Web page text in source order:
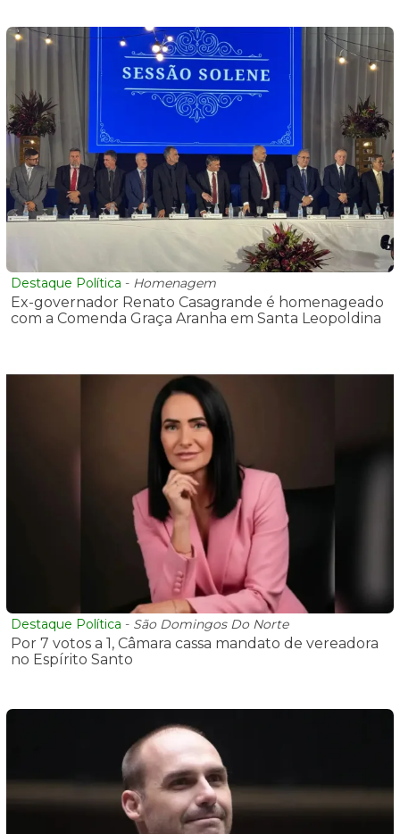
Destaque Política - Homenagem
Ex-governador Renato Casagrande é homenageado
com a Comenda Graça Aranha em Santa Leopoldina
Destaque Política - São Domingos Do Norte
Por 7 votos a 1, Câmara cassa mandato de vereadora
no Espírito Santo